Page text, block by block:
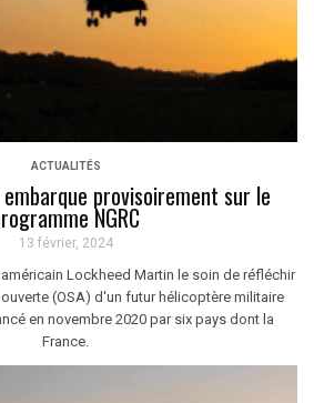
ACTUALITÉS
provisoirement sur le
NGRC
13 février, 2024
Lockheed Martin le soin de réfléchir
(OSA) d'un futur hélicoptère militaire
en novembre 2020 par six pays dont la
France.